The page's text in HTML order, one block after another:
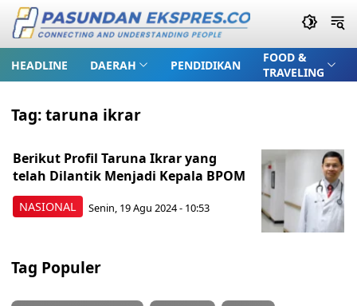
HEADLINE DAERAH PENDIDIKAN
FOOD &
TRAVELING
Tag:taruna ikrar
NASIONAL
Berikut Profil Taruna Ikrar yang
telah Dilantik Menjadi Kepala BPOM
Senin, 19 Agu 2024 - 10:53
Tag Populer